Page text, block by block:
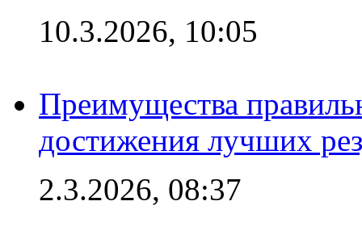
10.3.2026, 10:05
Преимущества
достижения лучших
2.3.2026, 08:37